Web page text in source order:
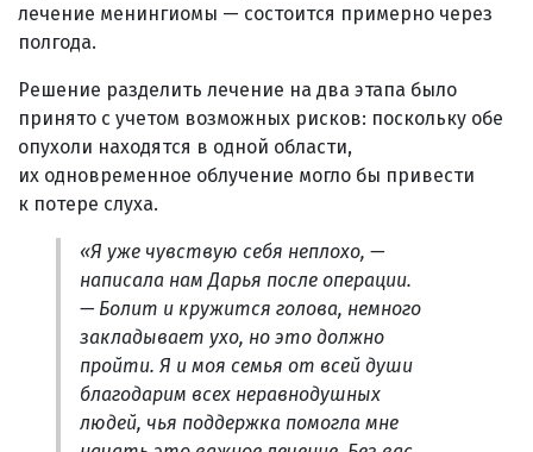
лечение менингиомы — состоится примерно через
полгода.
Решение разделить лечение на два этапа было
принято с учетом возможных рисков: поскольку обе
опухоли находятся в одной области,
их одновременное облучение могло бы привести
к потере слуха.
«Я уже чувствую себя неплохо, —
написала нам Дарья после операции.
— Болит и кружится голова, немного
закладывает ухо, но это должно
пройти. Я и моя семья от всей души
благодарим всех неравнодушных
людей, чья поддержка помогла мне